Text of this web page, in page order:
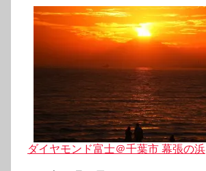
ダイヤモンド富士＠千葉市 幕張の浜